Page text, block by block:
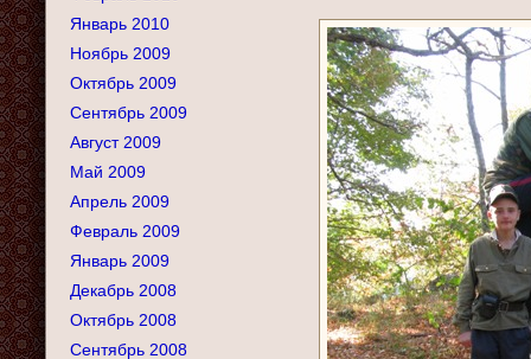
Январь 2010
Ноябрь 2009
Октябрь 2009
Сентябрь 2009
Август 2009
Май 2009
Апрель 2009
Февраль 2009
Январь 2009
Декабрь 2008
Октябрь 2008
Сентябрь 2008